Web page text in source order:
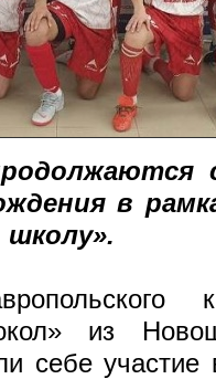
в
из
себе